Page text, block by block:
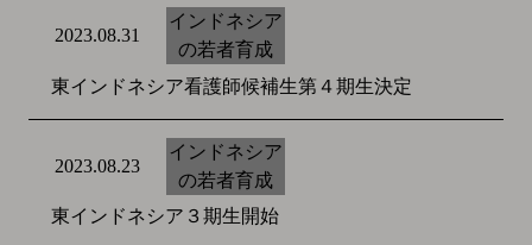
2023.08.31
インドネシア
の若者育成
東インドネシア看護師候補生第４期生決定
2023.08.23
インドネシア
の若者育成
東インドネシア３期生開始